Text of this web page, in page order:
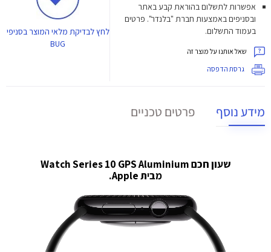
אפשרות לתשלום בהוראת קבע באתר
ובסניפים באמצעות חברת "בלנדר". פרטים
בעמוד התשלום.
שאל אותנו על מוצר זה
גרסת הדפסה
לחץלבדיקת מלאי המוצר בסניפי
BUG
מידע נוסף פרטים טכניים
שעון חכם Watch Series 10 GPS Aluminium
מבית Apple.